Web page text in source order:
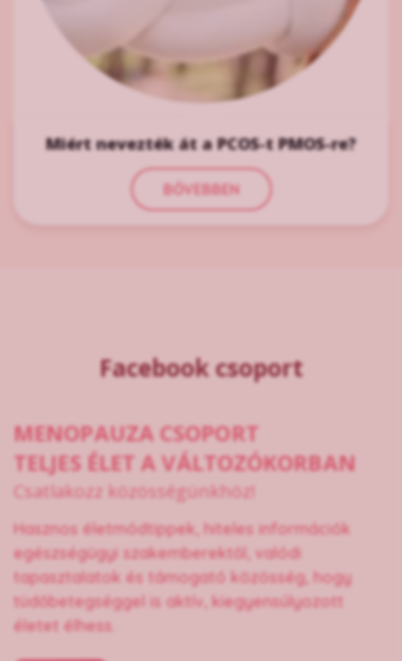
Miért nevezték át a PCOS-t PMOS-re?
BŐVEBBEN
Facebook csoport
MENOPAUZA CSOPORT
TELJES ÉLET A VÁLTOZÓKORBAN
Csatlakozz közösségünkhöz!
Hasznos életmódtippek, hiteles információk
egészségügyi szakemberektől, valódi
tapasztalatok és támogató közösség, hogy
tüdőbetegséggel is aktív, kiegyensúlyozott
életet élhess.